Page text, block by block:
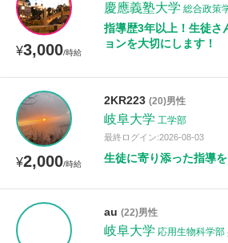
¥3,000/時給
慶應義塾大学 総合政策
指導歴3年以上！生徒さ
ョンを大切にします！
¥2,000/時給
2KR223 (20)男性
岐阜大学 工学部
最終ログイン:2026-08-03
生徒に寄り添った指導
au (22)男性
岐阜大学 応用生物科学部